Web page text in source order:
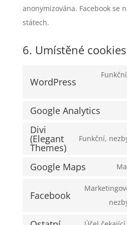
anonymizována. Facebook se
státech.
6. Umístěné cookies
WordPress
Google Analytics
Divi
(Elegant
Themes)
Funkční,
Google Maps
Facebook